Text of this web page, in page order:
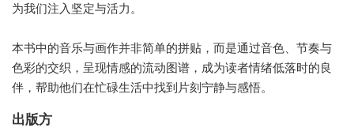
为我们注入坚定与活力。
本书中的音乐与画作并非简单的拼贴，而是通过音色、节奏与
色彩的交织，呈现情感的流动图谱，成为读者情绪低落时的良
伴，帮助他们在忙碌生活中找到片刻宁静与感悟。
出版方